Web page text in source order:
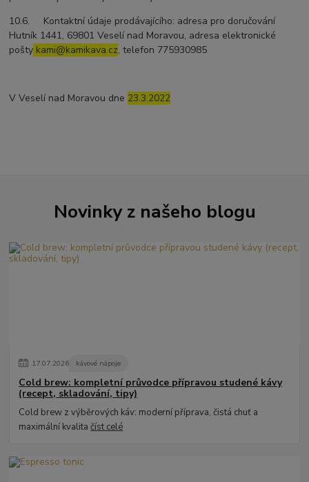
10.6. Kontaktní údaje prodávajícího: adresa pro doručování
Hutník 1441, 69801 Veselí nad Moravou, adresa elektronické
pošty kami@kamikava.cz, telefon 775930985
V Veselí nad Moravou dne 23.3.2022
Novinky z našeho blogu
17.07.2026 kávové nápoje
Cold brew: kompletní průvodce přípravou studené kávy
(recept, skladování, tipy)
Cold brew z výběrových káv: moderní příprava, čistá chuť a
maximální kvalitačíst celé